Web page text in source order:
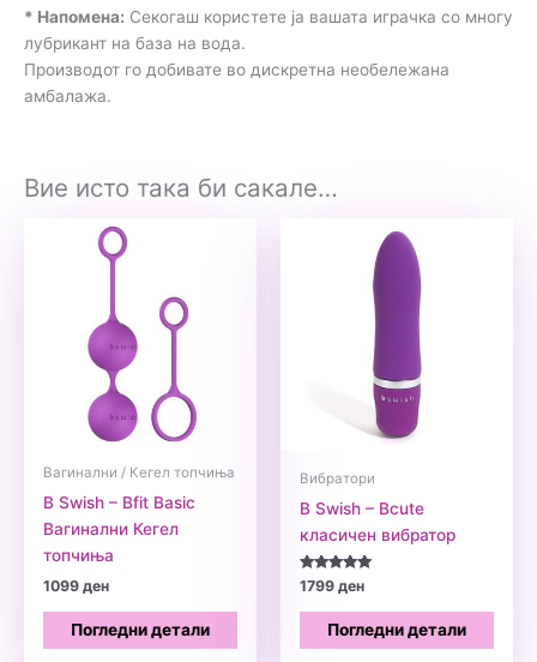
* Напомена: Секогаш користете ја вашата играчка со многу
лубрикант на база на вода.
Производот го добивате во дискретна необележана
амбалажа.
Вие исто така би сакале…
Вагинални / Кегел топчиња
B Swish – Bfit Basic
Вагинални Кегел
топчиња
1099ден
Погледни детали
Вибратори
B Swish – Bcute
класичен вибратор
Оценето
5.00
од 5
1799ден
Погледни детали